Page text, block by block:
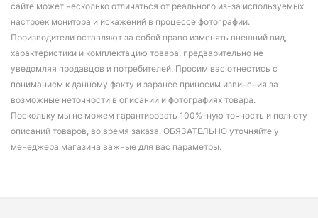
сайте может несколько отличаться от реального из-за используемых
настроек монитора и искажений в процессе фотографии.
Производители оставляют за собой право изменять внешний вид,
характеристики и комплектацию товара, предварительно не
уведомляя продавцов и потребителей. Просим вас отнестись с
пониманием к данному факту и заранее приносим извинения за
возможные неточности в описании и фотографиях товара.
Поскольку мы не можем гарантировать 100%-ную точность и полноту
описаний товаров, во время заказа, ОБЯЗАТЕЛЬНО уточняйте у
менеджера магазина важные для вас параметры.